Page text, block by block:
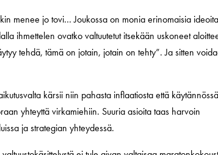
menee jo tovi… Joukossa on monia erinomaisia
ihmettelen ovatko valtuutetut itsekään uskoneet
tehdä, tämä on jotain, jotain on tehty”. Ja sitten
kärsii niin pahasta inflaatiosta että
yhteyttä virkamiehiin. Suuria asioita taas harvoin
ja strategian yhteydessä.